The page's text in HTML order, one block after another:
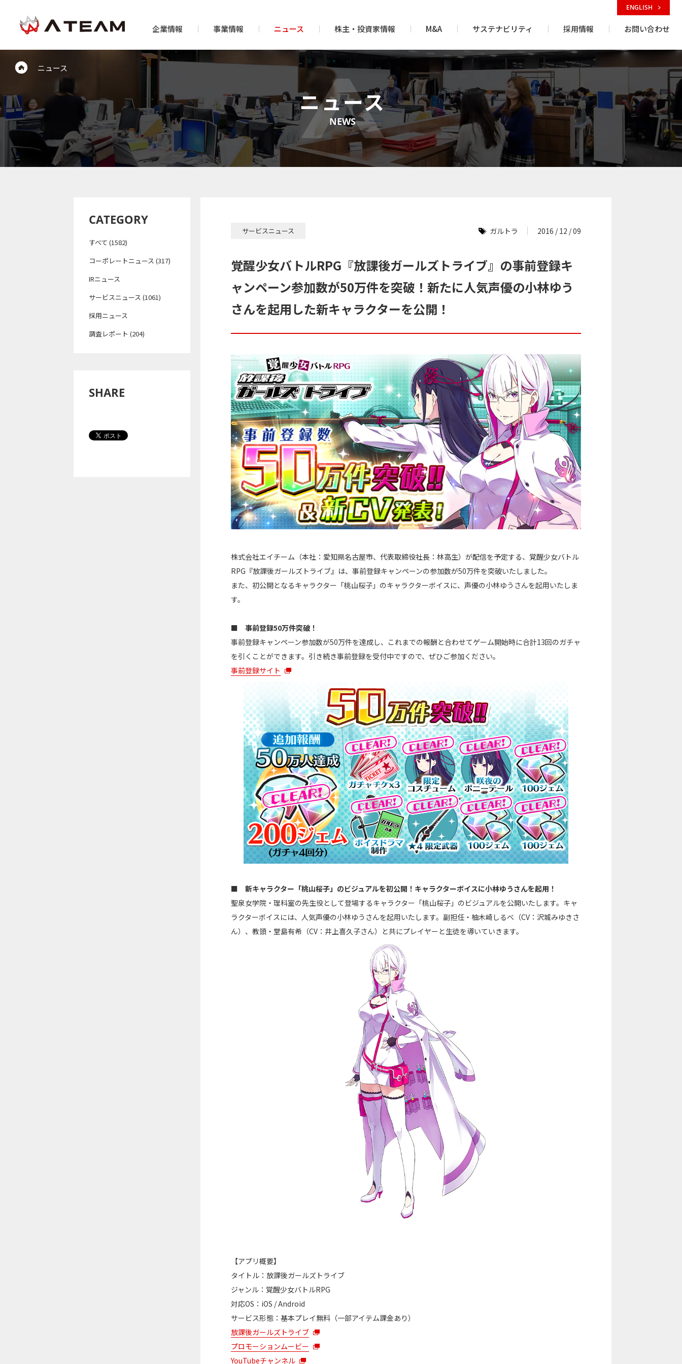
企業情報 事業情報 ニュース 株主・投資家情報 M&A サステナビリティ 採用情報 お問い合わせ
ENGLISH
ニュース
ニュース
NEWS
CATEGORY
すべて (1582)
コーポレートニュース (317)
IRニュース
サービスニュース (1061)
採用ニュース
調査レポート (204)
SHARE
サービスニュース ガルトラ 2016 / 12 / 09
覚醒少女バトルRPG『放課後ガールズトライブ』の事前登録キ
ャンペーン参加数が50万件を突破！新たに人気声優の小林ゆう
さんを起用した新キャラクターを公開！
株式会社エイチーム（本社：愛知県名古屋市、代表取締役社長：林高生）が配信を予定する、覚醒少女バトル
RPG『放課後ガールズトライブ』は、事前登録キャンペーンの参加数が50万件を突破いたしました。
また、初公開となるキャラクター「桃山桜子」のキャラクターボイスに、声優の小林ゆうさんを起用いたしま
す。
■ 事前登録50万件突破！
事前登録キャンペーン参加数が50万件を達成し、これまでの報酬と合わせてゲーム開始時に合計13回のガチャ
を引くことができます。引き続き事前登録を受付中ですので、ぜひご参加ください。
事前登録サイト
■ 新キャラクター「桃山桜子」のビジュアルを初公開！キャラクターボイスに小林ゆうさんを起用！
聖泉女学院・理科室の先生役として登場するキャラクター「桃山桜子」のビジュアルを公開いたします。キャ
ラクターボイスには、人気声優の小林ゆうさんを起用いたします。副担任・柚木崎しるべ（CV：沢城みゆきさ
ん）、教頭・堂島有希（CV：井上喜久子さん）と共にプレイヤーと生徒を導いていきます。
【アプリ概要】
タイトル：放課後ガールズトライブ
ジャンル：覚醒少女バトルRPG
対応OS：iOS / Android
サービス形態：基本プレイ無料（一部アイテム課金あり）
放課後ガールズトライブ
プロモーションムービー
YouTubeチャンネル